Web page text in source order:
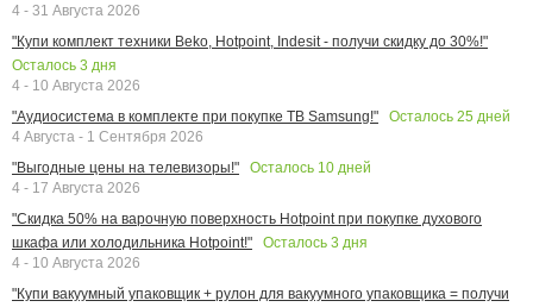
4 - 31 Августа 2026
"Купи комплект техники Beko, Hotpoint, Indesit - получи скидку до 30%!"
Осталось 3 дня
4 - 10 Августа 2026
"Аудиосистема в комплекте при покупке ТВ Samsung!"
Осталось 25 дней
4 Августа - 1 Сентября 2026
"Выгодные цены на телевизоры!"
Осталось 10 дней
4 - 17 Августа 2026
"Скидка 50% на варочную поверхность Hotpoint при покупке духового
шкафа или холодильника Hotpoint!"
Осталось 3 дня
4 - 10 Августа 2026
"Купи вакуумный упаковщик + рулон для вакуумного упаковщика = получи